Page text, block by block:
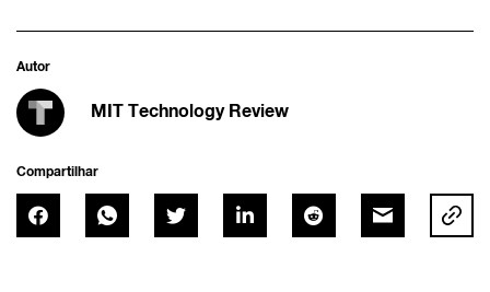
Autor
MIT Technology Review
Compartilhar